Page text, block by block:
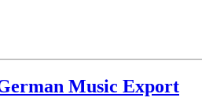
Music Export